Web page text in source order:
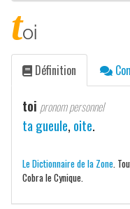
toi
Définition
toi pronom personnel
ta gueule, oite.
Le Dictionnaire de la Zone .
Cobra le Cynique.